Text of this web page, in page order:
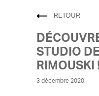
RETOUR
STUDIO
RIMOUSKI !
3 décembre 2020